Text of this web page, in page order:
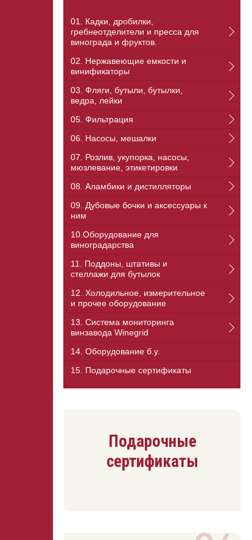
01. Кадки, дробилки,
гребнеотделители и пресса для
винограда и фруктов.
02. Нержавеющие емкости и
винификаторы
03. Фляги, бутыли, бутылки,
ведра, лейки
05. Фильтрация
06. Насосы, мешалки
07. Розлив, укупорка, насосы,
мюзлевание, этикетировки
08. Аламбики и дистилляторы
09. Дубовые бочки и аксессуары к
ним
10.Оборудование для
виноградарства
11. Поддоны, штативы и
стеллажи для бутылок
12. Холодильное, измерительное
и прочее оборудование
13. Cистема мониторинга
винзавода Winegrid
14. Оборудование б.у.
15. Подарочные сертификаты
Подарочные
сертификаты